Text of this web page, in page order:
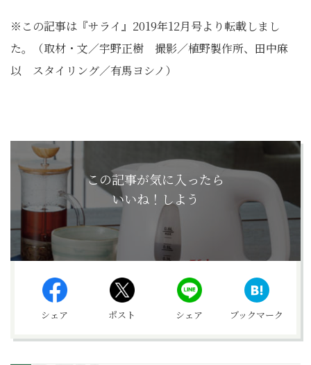
※この記事は『サライ』2019年12月号より転載しまし
た。（取材・文／宇野正樹 撮影／植野製作所、田中麻
以 スタイリング／有馬ヨシノ）
この記事が気に入ったら
いいね！しよう
シェア ポスト シェア ブックマーク